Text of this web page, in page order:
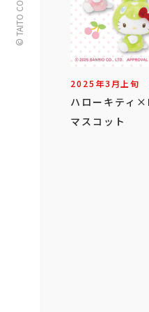
2025年3月上旬
ハローキティ
マスコット